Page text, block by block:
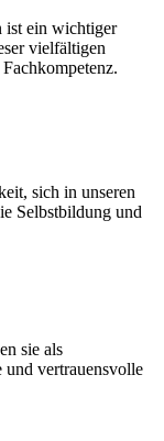
ist ein wichtiger
vielfältigen
sich in unseren
Selbstbildung und
sie als
und vertrauensvolle